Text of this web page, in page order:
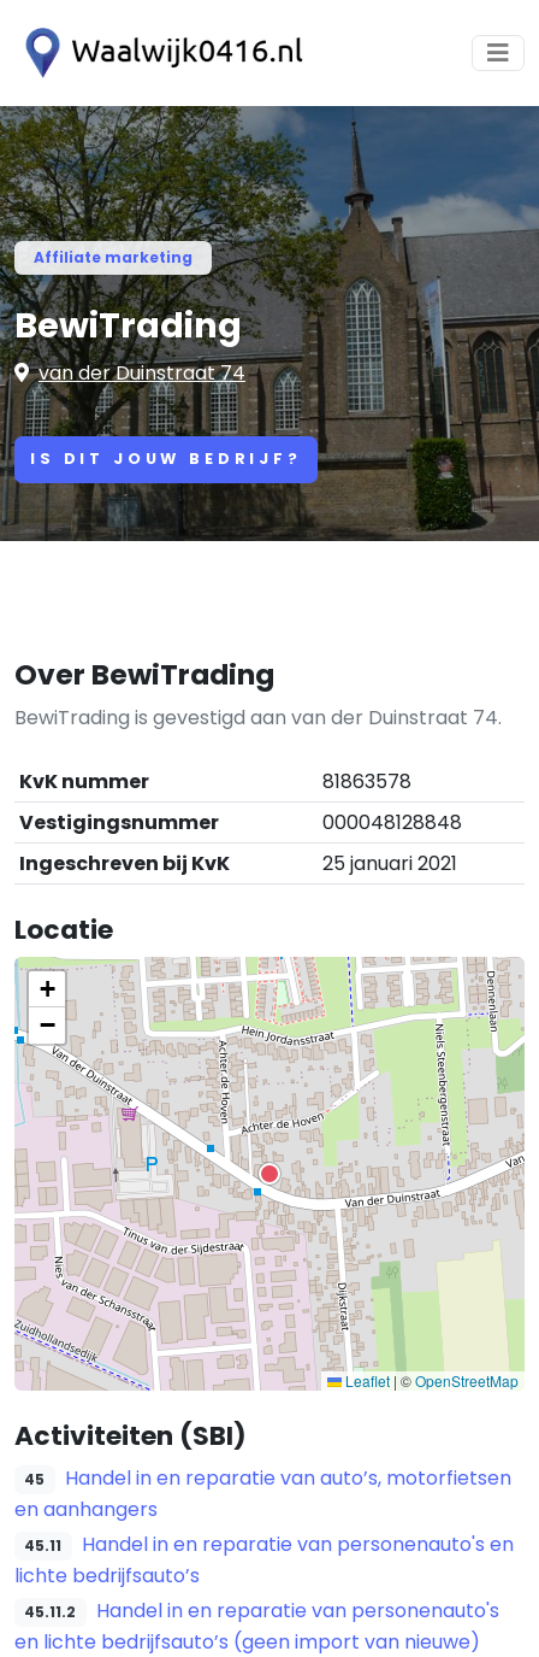
Affiliate marketing
BewiTrading
van der Duinstraat 74
IS DIT JOUW BEDRIJF?
Over BewiTrading
BewiTrading is gevestigd aan van der Duinstraat 74.
KvK nummer
81863578
Vestigingsnummer
000048128848
Ingeschreven bij KvK
25 januari 2021
Locatie
+
−
Leaflet | ©OpenStreetMap
Activiteiten (SBI)
45
Handel in en reparatie van auto’s, motorfietsen
en aanhangers
45.11
Handel in en reparatie van personenauto's en
lichte bedrijfsauto’s
45.11.2
Handel in en reparatie van personenauto's
en lichte bedrijfsauto’s (geen import van nieuwe)